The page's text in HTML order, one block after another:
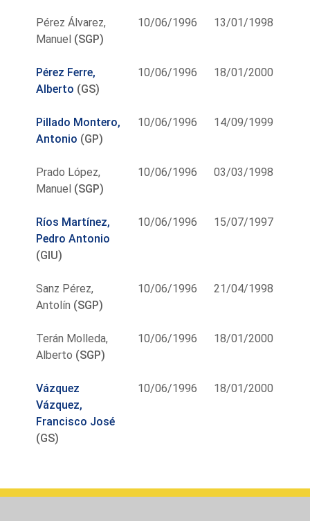
Pérez Álvarez,
Manuel (SGP)
10/06/1996 13/01/1998
Pérez Ferre,
Alberto (GS)
10/06/1996 18/01/2000
Pillado Montero,
Antonio (GP)
10/06/1996 14/09/1999
Prado López,
Manuel (SGP)
10/06/1996 03/03/1998
Ríos Martínez,
Pedro Antonio
(GIU)
10/06/1996 15/07/1997
Sanz Pérez,
Antolín (SGP)
10/06/1996 21/04/1998
Terán Molleda,
Alberto (SGP)
10/06/1996 18/01/2000
Vázquez
Vázquez,
Francisco José
(GS)
10/06/1996 18/01/2000